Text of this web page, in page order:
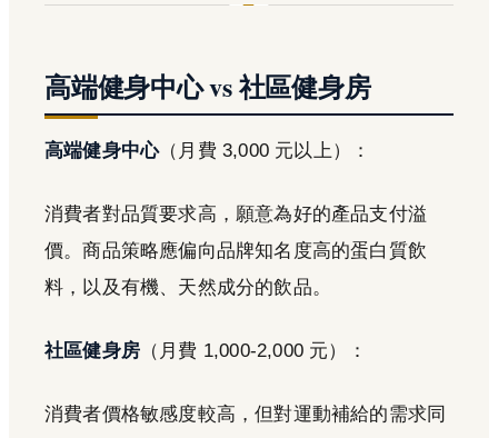
高端健身中心 vs 社區健身房
高端健身中心（月費 3,000 元以上）：
消費者對品質要求高，願意為好的產品支付溢
價。商品策略應偏向品牌知名度高的蛋白質飲
料，以及有機、天然成分的飲品。
社區健身房 （月費 1,000-2,000 元）：
消費者價格敏感度較高，但對運動補給的需求同